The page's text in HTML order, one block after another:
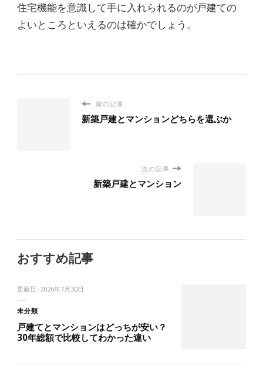
住宅機能を意識して手に入れられるのが戸建ての
よいところといえるのは確かでしょう。
前の記事
新築戸建とマンションどちらを選ぶか
次の記事
新築戸建とマンション
おすすめ記事
更新日: 2026年7月30日
未分類
戸建てとマンションはどっちが安い？
30年総額で比較してわかった違い